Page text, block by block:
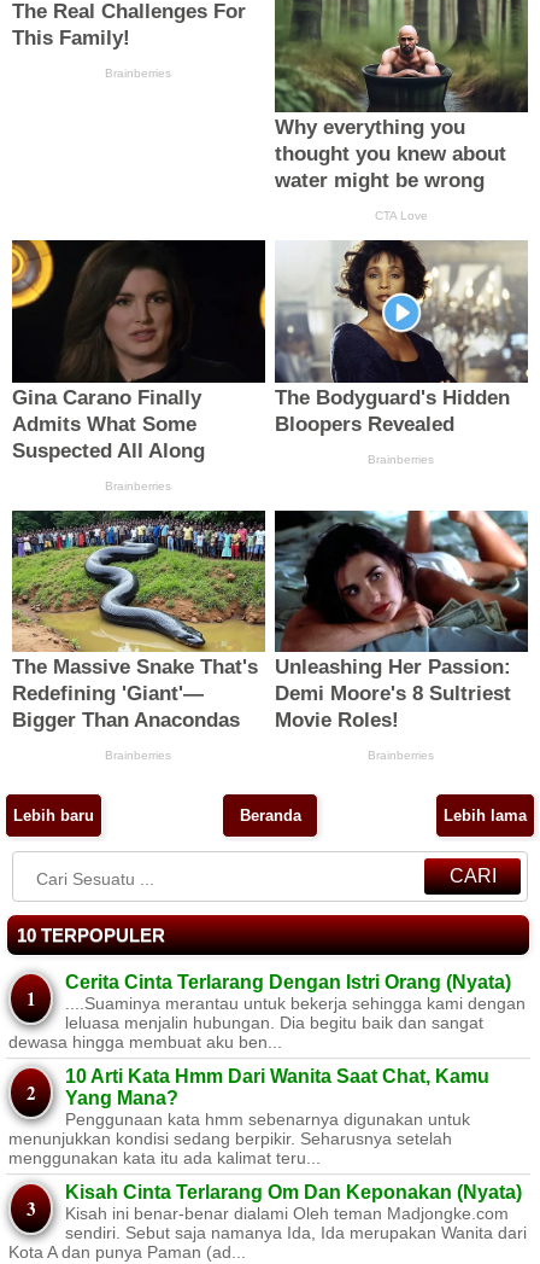
Lebih baru Lebih lama
Beranda
CARI
10 TERPOPULER
Cerita Cinta Terlarang Dengan Istri Orang (Nyata)
....Suaminya merantau untuk bekerja sehingga kami dengan
leluasa menjalin hubungan. Dia begitu baik dan sangat
dewasa hingga membuat aku ben...
10 Arti Kata Hmm Dari Wanita Saat Chat, Kamu
Yang Mana?
Penggunaan kata hmm sebenarnya digunakan untuk
menunjukkan kondisi sedang berpikir. Seharusnya setelah
menggunakan kata itu ada kalimat teru...
Kisah Cinta Terlarang Om Dan Keponakan (Nyata)
Kisah ini benar-benar dialami Oleh teman Madjongke.com
sendiri. Sebut saja namanya Ida, Ida merupakan Wanita dari
Kota A dan punya Paman (ad...